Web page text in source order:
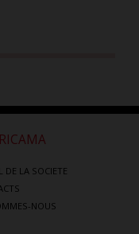
DE LA SOCIETE
NOUS